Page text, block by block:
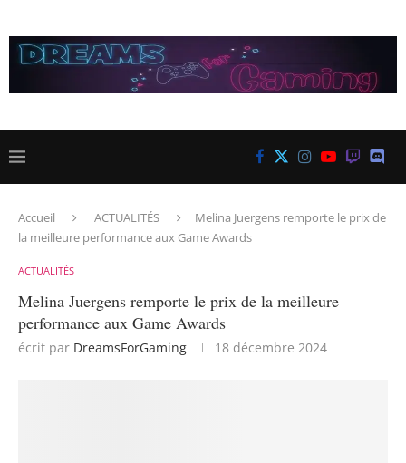
Accueil ACTUALITÉS
Melina Juergens remporte le prix de
la meilleure performance aux Game Awards
ACTUALITÉS
Melina Juergens remporte le prix de la meilleure
performance aux Game Awards
écrit par DreamsForGaming 18 décembre 2024